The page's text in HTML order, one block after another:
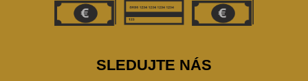
SLEDUJTE NÁS